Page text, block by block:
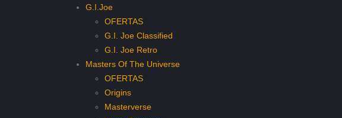
G.I.Joe
OFERTAS
G.I. Joe Classified
G.I. Joe Retro
Masters Of The Universe
OFERTAS
Origins
Masterverse